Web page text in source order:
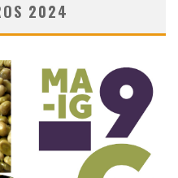
2024